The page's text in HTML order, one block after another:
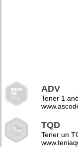
ADV
Tener 1
TQD
Tener un